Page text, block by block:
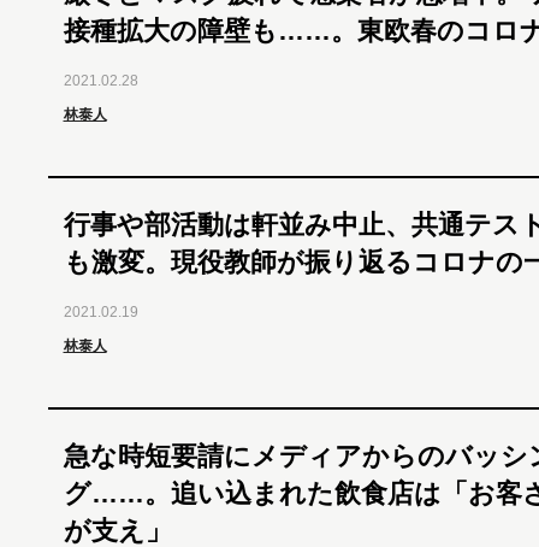
接種拡大の障壁も……。東欧春のコロ
2021.02.28
林泰人
行事や部活動は軒並み中止、共通テス
も激変。現役教師が振り返るコロナの
2021.02.19
林泰人
急な時短要請にメディアからのバッシ
グ……。追い込まれた飲食店は「お客
が支え」